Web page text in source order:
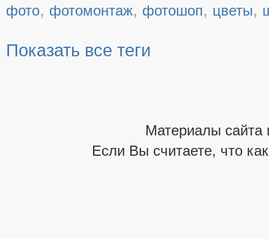
фото, фотомонтаж, фотошоп, цветы,
Показать все теги
Материалы сайта
Если Вы считаете, что